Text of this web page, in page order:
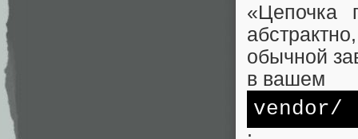
«Цепочка
обычной
в вашем
vendor/